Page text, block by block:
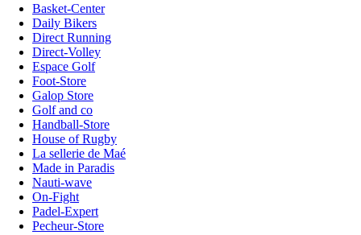
Basket-Center
Daily Bikers
Direct Running
Direct-Volley
Espace Golf
Foot-Store
Galop Store
Golf and co
Handball-Store
House of Rugby
La sellerie de Maé
Made in Paradis
Nauti-wave
On-Fight
Padel-Expert
Pecheur-Store